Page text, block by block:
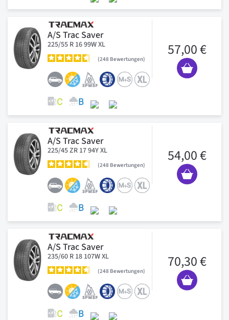
A/S Trac Saver
225/55 R 16 99W XL
248 Bewertungen
57,00 €
A/S Trac Saver
225/45 ZR 17 94Y XL
248 Bewertungen
54,00 €
A/S Trac Saver
235/60 R 18 107W XL
248 Bewertungen
70,30 €